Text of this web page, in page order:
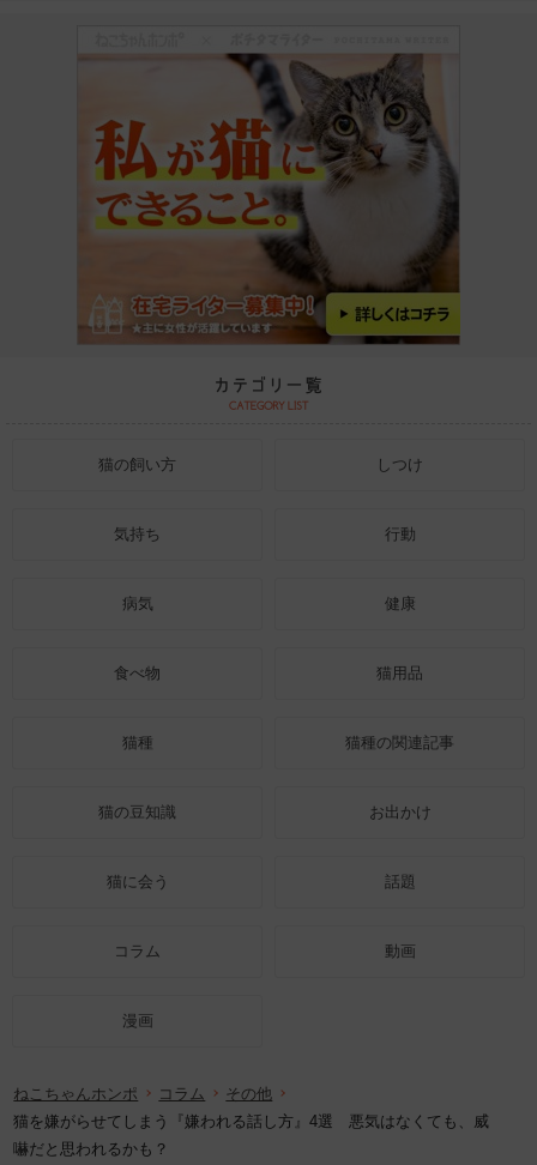
猫の飼い方 しつけ
気持ち 行動
病気 健康
食べ物 猫用品
猫種 猫種の関連記事
猫の豆知識 お出かけ
猫に会う 話題
コラム 動画
漫画
ねこちゃんホンポ コラム
その他
猫を嫌がらせてしまう『嫌われる話し方』4選 悪気はなくても、威
嚇だと思われるかも？